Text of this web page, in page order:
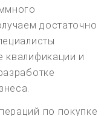
достаточно
квалификации и
по покупке